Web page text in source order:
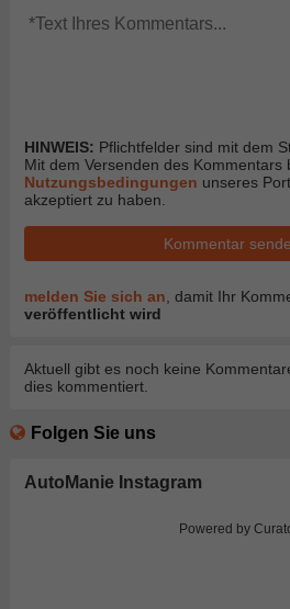
HINWEIS: Pflichtfelder sind mit dem
Mit dem Versenden des Kommentars
Nutzungsbedingungen unseres
akzeptiert zu haben.
Kommentar
melden Sie sich an , damit Ihr
veröffentlicht wird
Aktuell gibt es noch keine
dies kommentiert.
Folgen Sie uns
AutoManie Instagram
Powered by